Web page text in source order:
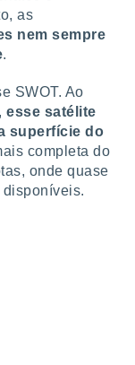
as
nem sempre
.
SWOT. Ao
esse satélite
superfície do
completa do
onde quase